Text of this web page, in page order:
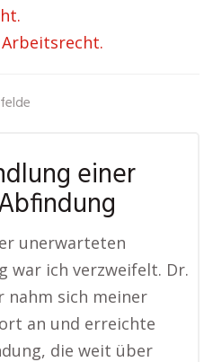
einer
unerwarteten
war ich verzweifelt. Dr.
nahm sich meiner
an und erreichte
die weit über